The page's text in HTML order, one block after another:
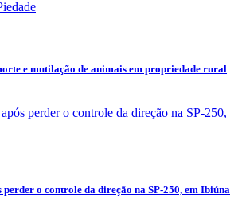
e mutilação de animais em propriedade rural
o controle da direção na SP-250, em Ibiúna